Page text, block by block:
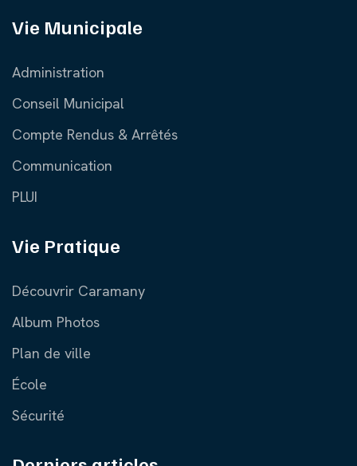
Vie Municipale
Administration
Conseil Municipal
Compte Rendus & Arrêtés
Communication
PLUI
Vie Pratique
Découvrir Caramany
Album Photos
Plan de ville
École
Sécurité